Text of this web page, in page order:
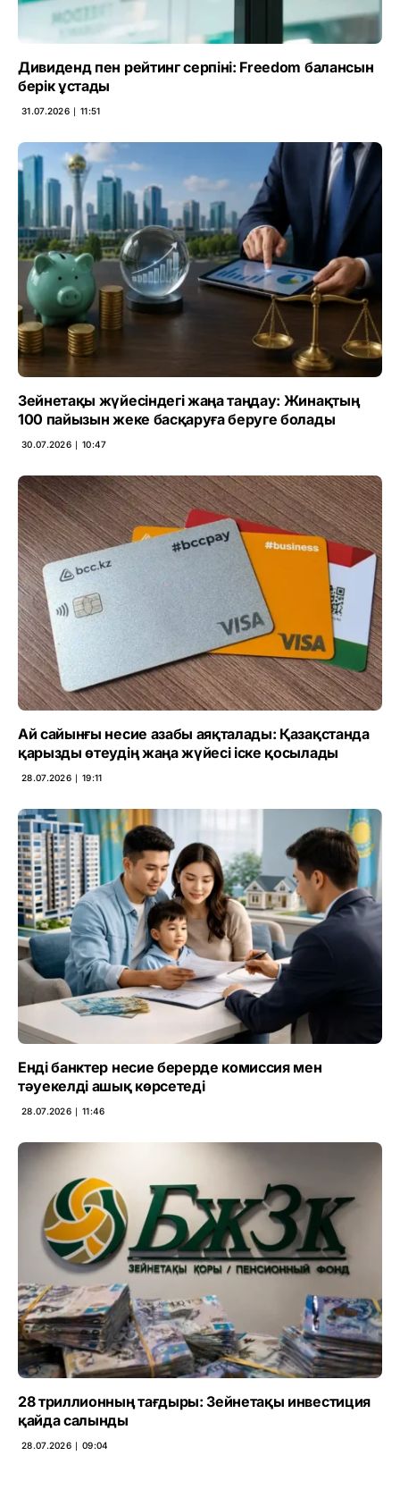
Дивиденд пен рейтинг серпіні: Freedom балансын
берік ұстады
31.07.2026 ∣ 11:51
Зейнетақы жүйесіндегі жаңа таңдау: Жинақтың
100 пайызын жеке басқаруға беруге болады
30.07.2026 ∣ 10:47
Ай сайынғы несие азабы аяқталады: Қазақстанда
қарызды өтеудің жаңа жүйесі іске қосылады
28.07.2026 ∣ 19:11
Енді банктер несие берерде комиссия мен
тәуекелді ашық көрсетеді
28.07.2026 ∣ 11:46
28 триллионның тағдыры: Зейнетақы инвестиция
қайда салынды
28.07.2026 ∣ 09:04